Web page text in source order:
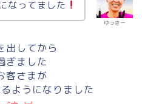
ゆっきー
なってました
出してから
ぎました
客さまが
ようになりました